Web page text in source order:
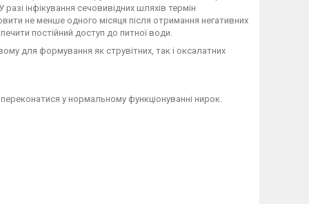
інфікування сечовивідних шляхів термін
не менше одного місяця після отримання негативних
постійний доступ до питної води.
для формування як струвітних, так і оксалатних
у нормальному функціонуванні нирок.